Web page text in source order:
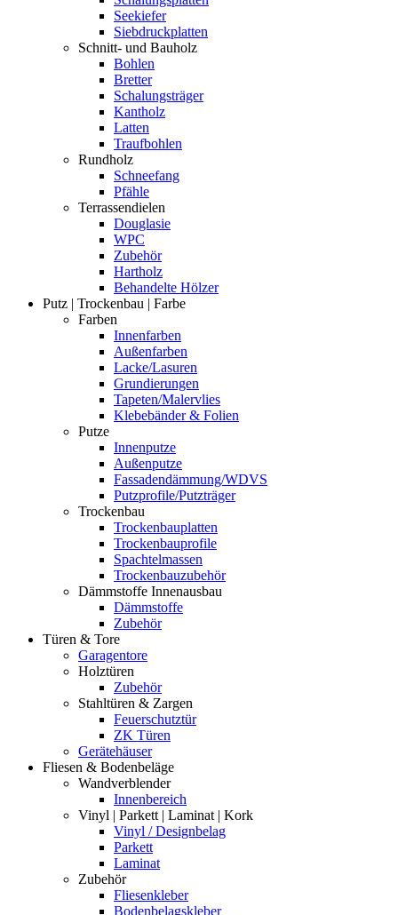
Seekiefer
Siebdruckplatten
Schnitt- und Bauholz
Bohlen
Bretter
Schalungsträger
Kantholz
Latten
Traufbohlen
Rundholz
Schneefang
Pfähle
Terrassendielen
Douglasie
WPC
Zubehör
Hartholz
Behandelte Hölzer
Putz | Trockenbau | Farbe
Farben
Innenfarben
Außenfarben
Lacke/Lasuren
Grundierungen
Tapeten/Malervlies
Klebebänder & Folien
Putze
Innenputze
Außenputze
Fassadendämmung/WDVS
Putzprofile/Putzträger
Trockenbau
Trockenbauplatten
Trockenbauprofile
Spachtelmassen
Trockenbauzubehör
Dämmstoffe Innenausbau
Dämmstoffe
Zubehör
Türen & Tore
Garagentore
Holztüren
Zubehör
Stahltüren & Zargen
Feuerschutztür
ZK Türen
Gerätehäuser
Fliesen & Bodenbeläge
Wandverblender
Innenbereich
Vinyl | Parkett | Laminat | Kork
Vinyl / Designbelag
Parkett
Laminat
Zubehör
Fliesenkleber
Bodenbelagskleber